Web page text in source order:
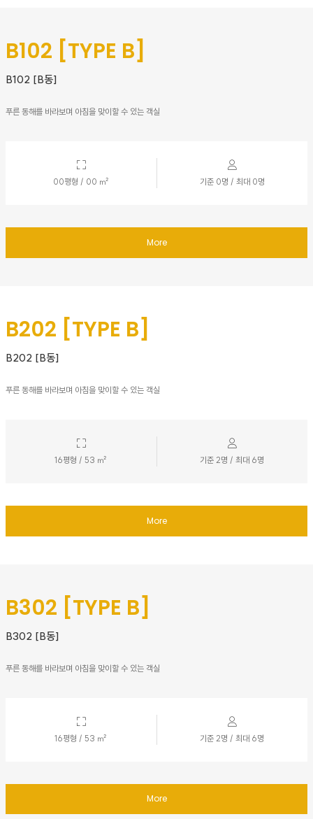
B102 [TYPE B]
B102 [B동]
푸른 동해를 바라보며 아침을 맞이할 수 있는 객실
00평형 / 00 ㎡ 기준 0명 / 최대 0명
More
B202 [TYPE B]
B202 [B동]
푸른 동해를 바라보며 아침을 맞이할 수 있는 객실
16평형 / 53 ㎡ 기준 2명 / 최대 6명
More
B302 [TYPE B]
B302 [B동]
푸른 동해를 바라보며 아침을 맞이할 수 있는 객실
16평형 / 53 ㎡ 기준 2명 / 최대 6명
More